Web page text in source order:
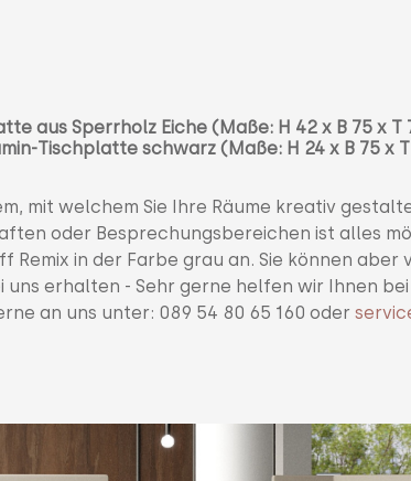
aus Sperrholz Eiche (Maße: H 42 x B 75 x T
Tischplatte schwarz (Maße: H 24 x B 75 x
mit welchem Sie Ihre Räume kreativ
oder Besprechungsbereichen ist alles
Remix in der Farbe grau an. Sie können
erhalten - Sehr gerne helfen wir Ihnen
an uns unter: 089 54 80 65 160 oder